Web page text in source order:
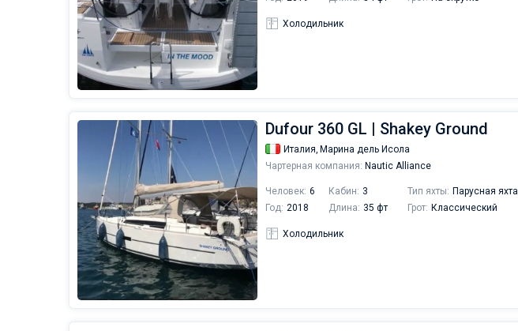
Холодильник
Dufour 360 GL | Shakey Ground
Италия, Марина дель Исола
Чартерная компания: Nautic Alliance
Человек: 6 Кабин: 3 Тип яхты: Парусная яхта
Год: 2018 Длина: 35 фт Грот: Классический
Холодильник